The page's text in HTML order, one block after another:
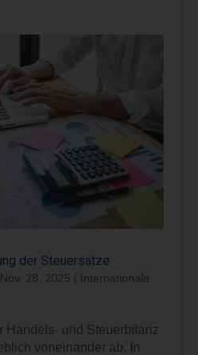
der Steuersätze
Nov. 28, 2025
Internationale
Handels- und Steuerbilanz
voneinander ab. In